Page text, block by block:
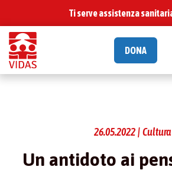
Ti serve assistenza
DONA
26.05.2022 | Cultura
Un antidoto ai